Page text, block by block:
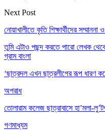
Next Post
নোয়াখালীতে কৃতি শিক্ষার্থীদের সম্মাননা
তুমি এটাও পছন্দ করতে পারো লেখক
গ্রাম বাংলা
‘ছাত্রদল এখন ছাত্রলীগের রূপ ধারণ
অপরাধ
তোলারাম কলেজ ছাত্রাবাসে হা’মলা-
গণমাধ্যম